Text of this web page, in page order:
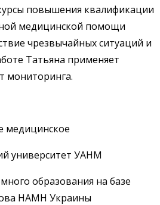
повышения квалификации
медицинской помощи
чрезвычайных ситуаций и
Татьяна применяет
мониторинга.
медицинское
университет УАНМ
образования на базе
НАМН Украины